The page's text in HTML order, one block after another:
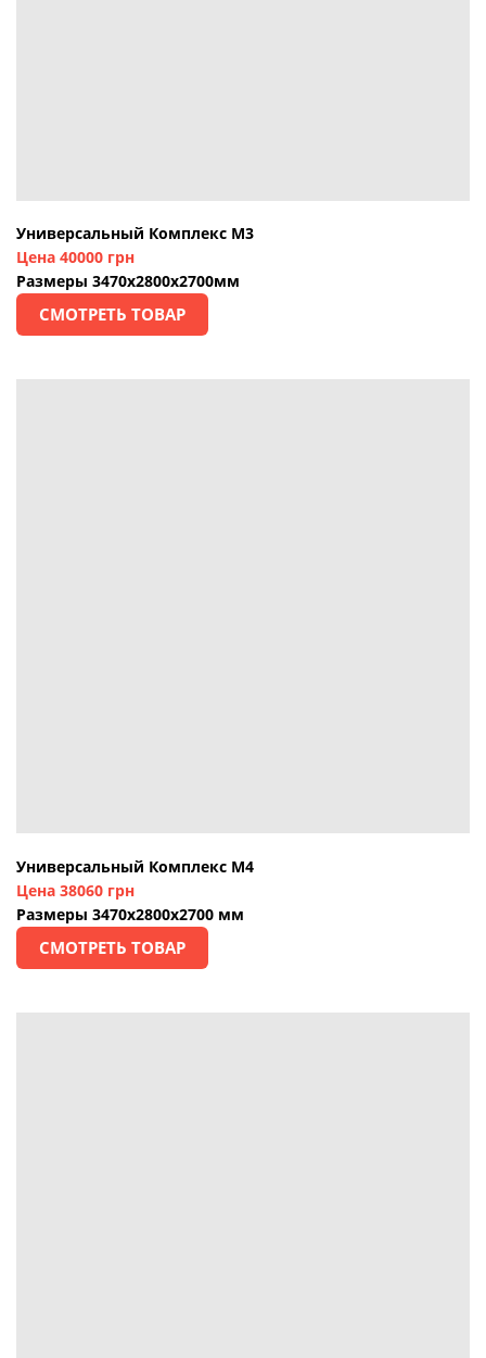
Универсальный Комплекс М3
Цена 40000 грн
Размеры 3470х2800х2700мм
СМОТРЕТЬ ТОВАР
Универсальный Комплекс М4
Цена 38060 грн
Размеры 3470х2800х2700 мм
СМОТРЕТЬ ТОВАР